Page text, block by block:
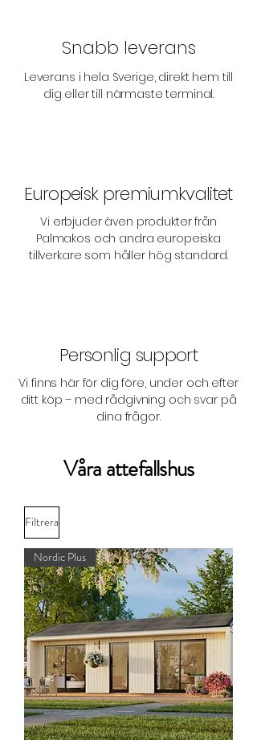
Snabb leverans
Leverans i hela Sverige, direkt hem till
dig eller till närmaste terminal.
Europeisk premiumkvalitet
Vi erbjuder även produkter från
Palmakos och andra europeiska
tillverkare som håller hög standard.
Personlig support
Vi finns här för dig före, under och efter
ditt köp – med rådgivning och svar på
dina frågor.
Våra attefallshus
Filtrera
Nordic Plus